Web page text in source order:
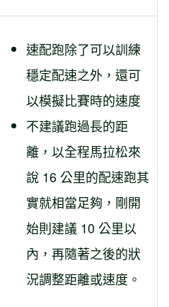
速配跑除了可以訓練
穩定配速之外，還可
以模擬比賽時的速度
不建議跑過長的距
離，以全程馬拉松來
說 16 公里的配速跑其
實就相當足夠，剛開
始則建議 10 公里以
內，再隨著之後的狀
況調整距離或速度。